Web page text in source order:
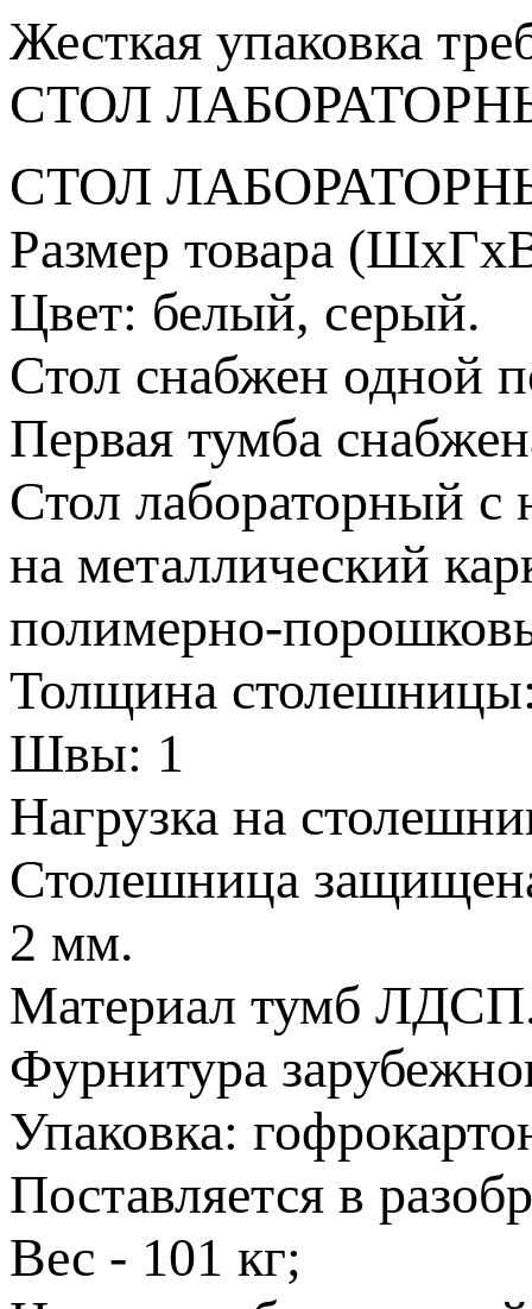
Жесткая упаковка
СТОЛ
СТОЛ
Размер товара
Цвет: белый, серый.
Стол снабжен одной
Первая тумба
Стол лабораторный
на металлический
полимерно-
Толщина
Швы: 1
Нагрузка на
Столешница
2 мм.
Материал тумб
Фурнитура
Упаковка:
Поставляется в
Вес - 101 кг;